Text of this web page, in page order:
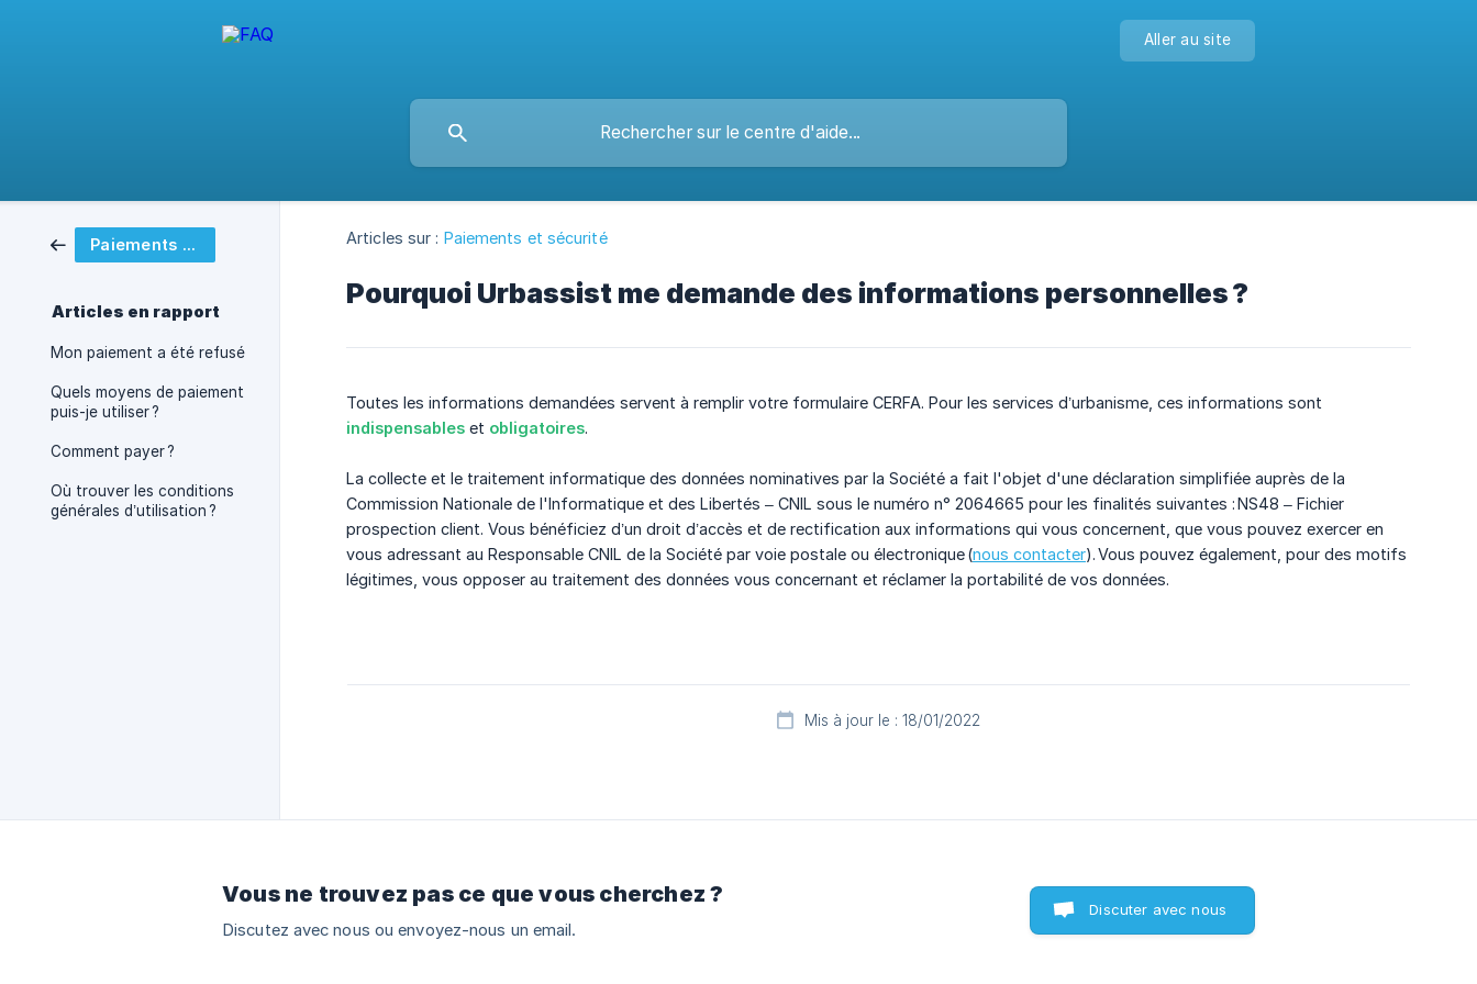
Aller au site
Paiements et sécurité
Articles en rapport
Mon paiement a été refusé
Quels moyens de paiement
puis-je utiliser ?
Comment payer ?
Où trouver les conditions
générales d’utilisation ?
Articles sur : Paiements et sécurité
Pourquoi Urbassist me demande des informations personnelles ?
Toutes les informations demandées servent à remplir votre formulaire CERFA. Pour les services d’urbanisme, ces informations sont
indispensables et obligatoires.
La collecte et le traitement informatique des données nominatives par la Société a fait l'objet d'une déclaration simplifiée auprès de la
Commission Nationale de l'Informatique et des Libertés – CNIL sous le numéro n° 2064665 pour les finalités suivantes : NS48 – Fichier
prospection client. Vous bénéficiez d’un droit d’accès et de rectification aux informations qui vous concernent, que vous pouvez exercer en
vous adressant au Responsable CNIL de la Société par voie postale ou électronique (nous contacter). Vous pouvez également, pour des motifs
légitimes, vous opposer au traitement des données vous concernant et réclamer la portabilité de vos données.
Mis à jour le : 18/01/2022
Vous ne trouvez pas ce que vous cherchez ?
Discutez avec nous ou envoyez-nous un email.
Discuter avec nous